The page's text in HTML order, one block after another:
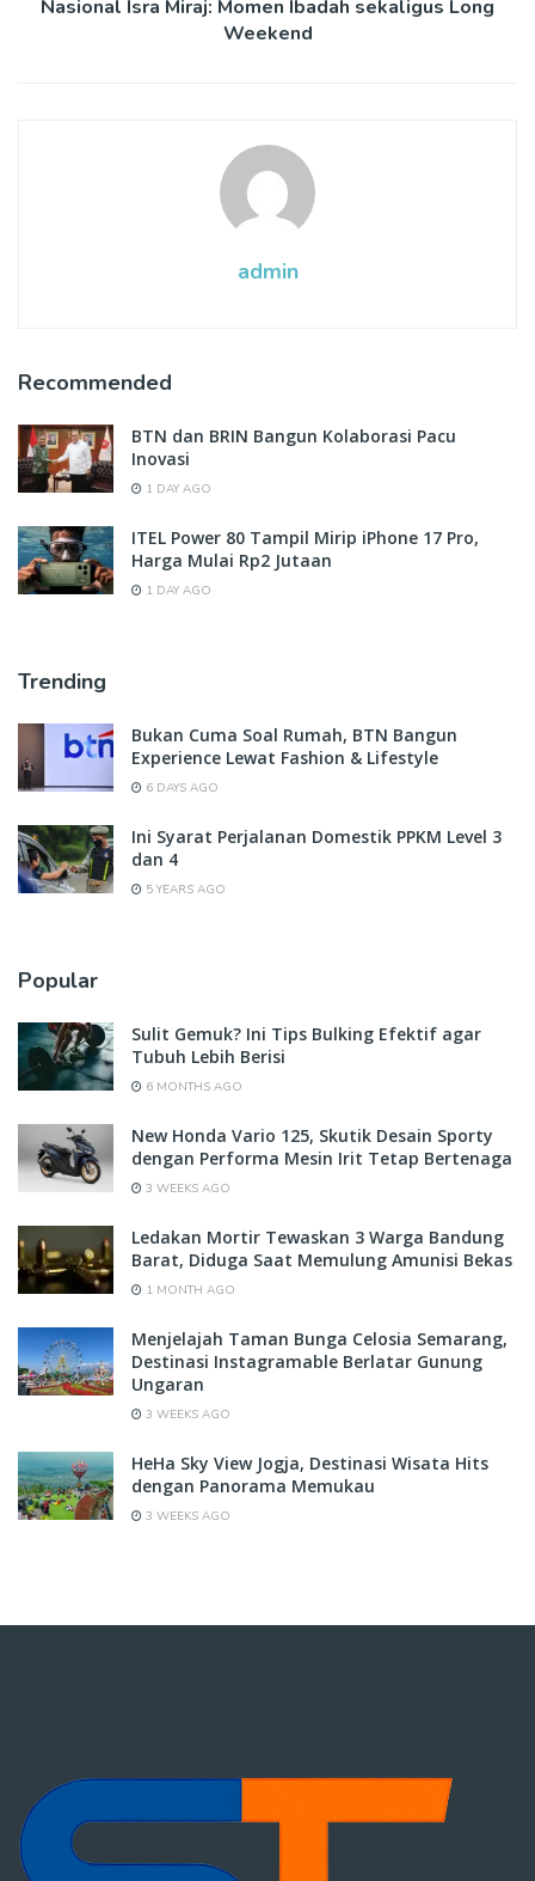
Nasional Isra Miraj: Momen Ibadah sekaligus Long
Weekend
admin
Recommended
BTN dan BRIN Bangun Kolaborasi Pacu
Inovasi
1 DAY AGO
ITEL Power 80 Tampil Mirip iPhone 17 Pro,
Harga Mulai Rp2 Jutaan
1 DAY AGO
Trending
Bukan Cuma Soal Rumah, BTN Bangun
Experience Lewat Fashion & Lifestyle
6 DAYS AGO
Ini Syarat Perjalanan Domestik PPKM Level 3
dan 4
5 YEARS AGO
Popular
Sulit Gemuk? Ini Tips Bulking Efektif agar
Tubuh Lebih Berisi
6 MONTHS AGO
New Honda Vario 125, Skutik Desain Sporty
dengan Performa Mesin Irit Tetap Bertenaga
3 WEEKS AGO
Ledakan Mortir Tewaskan 3 Warga Bandung
Barat, Diduga Saat Memulung Amunisi Bekas
1 MONTH AGO
Menjelajah Taman Bunga Celosia Semarang,
Destinasi Instagramable Berlatar Gunung
Ungaran
3 WEEKS AGO
HeHa Sky View Jogja, Destinasi Wisata Hits
dengan Panorama Memukau
3 WEEKS AGO